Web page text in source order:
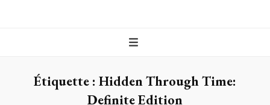
Raoul le
blog
Étiquette : Hidden Through Time:
Definite Edition